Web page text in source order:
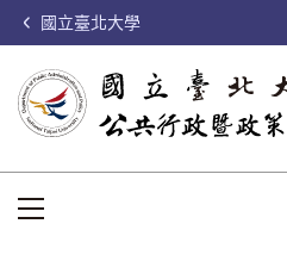
國立臺北大學